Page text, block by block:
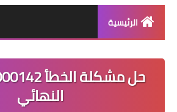
الرئيسية
مراجعات
حماية
النهائي